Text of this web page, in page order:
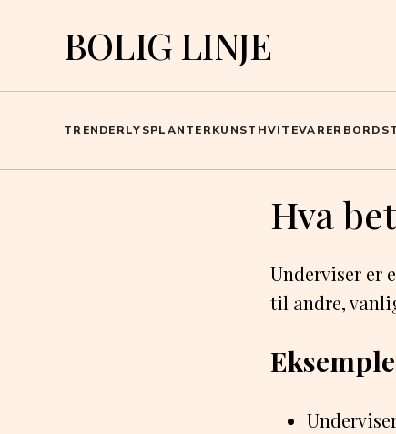
BOLIG LINJE
TRENDERLYSPLANTERKUNST HVITEVARERBORD
Hva
Underviser er
til andre,